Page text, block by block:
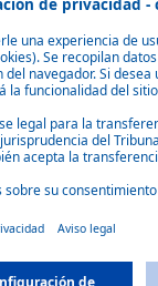
El panel acrílico
mejor